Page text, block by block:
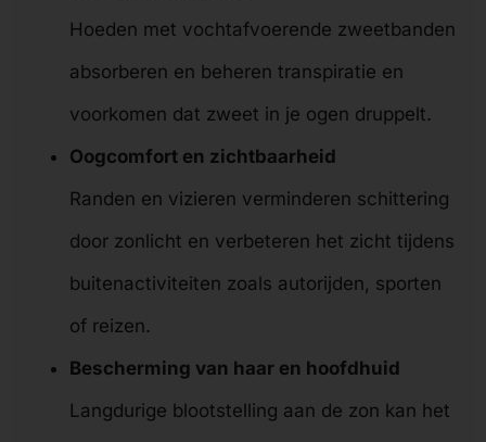
Hoeden met vochtafvoerende zweetbanden
absorberen en beheren transpiratie en
voorkomen dat zweet in je ogen druppelt.
Oogcomfort en zichtbaarheid
Randen en vizieren verminderen schittering
door zonlicht en verbeteren het zicht tijdens
buitenactiviteiten zoals autorijden, sporten
of reizen.
Bescherming van haar en hoofdhuid
Langdurige blootstelling aan de zon kan het